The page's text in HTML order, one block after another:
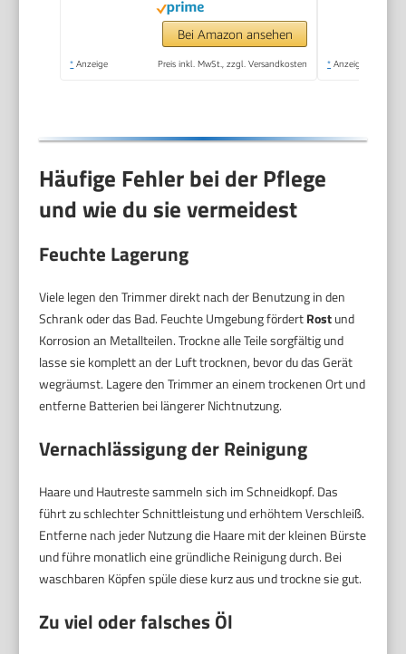
Vortex-
Reinigungssystem,
kabellos, Schwarz
Bei Amazon ansehen
* Anzeige Preis inkl. MwSt., zzgl. Versandkosten * Anzeige
Häufige Fehler bei der Pflege
und wie du sie vermeidest
Feuchte Lagerung
Viele legen den Trimmer direkt nach der Benutzung in den
Schrank oder das Bad. Feuchte Umgebung fördertRostund
Korrosion an Metallteilen. Trockne alle Teile sorgfältig und
lasse sie komplett an der Luft trocknen, bevor du das Gerät
wegräumst. Lagere den Trimmer an einem trockenen Ort und
entferne Batterien bei längerer Nichtnutzung.
Vernachlässigung der Reinigung
Haare und Hautreste sammeln sich im Schneidkopf. Das
führt zu schlechter Schnittleistung und erhöhtem Verschleiß.
Entferne nach jeder Nutzung die Haare mit der kleinen Bürste
und führe monatlich eine gründliche Reinigung durch. Bei
waschbaren Köpfen spüle diese kurz aus und trockne sie gut.
Zu viel oder falsches Öl